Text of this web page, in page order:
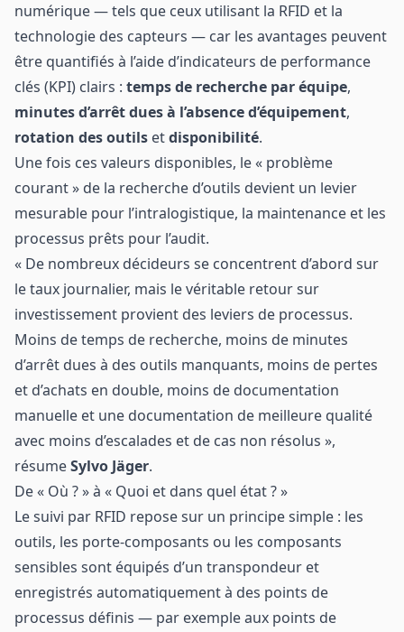
numérique — tels que ceux utilisant la RFID et la
technologie des capteurs — car les avantages peuvent
être quantifiés à l’aide d’indicateurs de performance
clés (KPI) clairs : temps de recherche par équipe,
minutes d’arrêt dues à l’absence d’équipement,
rotation des outils etdisponibilité.
Une fois ces valeurs disponibles, le « problème
courant » de la recherche d’outils devient un levier
mesurable pour l’intralogistique, la maintenance et les
processus prêts pour l’audit.
« De nombreux décideurs se concentrent d’abord sur
le taux journalier, mais le véritable retour sur
investissement provient des leviers de processus.
Moins de temps de recherche, moins de minutes
d’arrêt dues à des outils manquants, moins de pertes
et d’achats en double, moins de documentation
manuelle et une documentation de meilleure qualité
avec moins d’escalades et de cas non résolus »,
résumeSylvo Jäger.
De « Où ? » à « Quoi et dans quel état ? »
Le suivi par RFID repose sur un principe simple : les
outils, les porte-composants ou les composants
sensibles sont équipés d’un transpondeur et
enregistrés automatiquement à des points de
processus définis — par exemple aux points de